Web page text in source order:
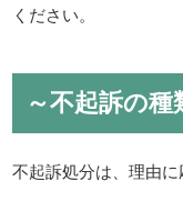
ください。
～不起訴の種
不起訴処分は、理由に